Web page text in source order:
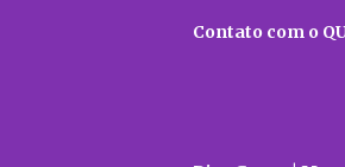
Contato com o